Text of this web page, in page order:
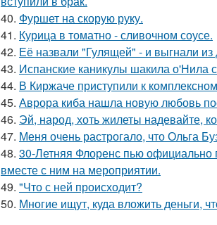
40. Фуршет на скорую руку.
41. Курица в томатно - сливочном соусе.
42. Её назвали "Гулящей" - и выгнали из
43. Испанские каникулы шакила о'Нила
44. В Киржаче приступили к
45. Аврора киба нашла новую любовь
46. Эй, народ, хоть жилеты надевайте,
47. Меня очень растрогало, что Ольга
48. 30-Летняя Флоренс пью
вместе с ним на мероприятии.
49. "Что с ней происходит?
50. Многие ищут, куда вложить деньги,